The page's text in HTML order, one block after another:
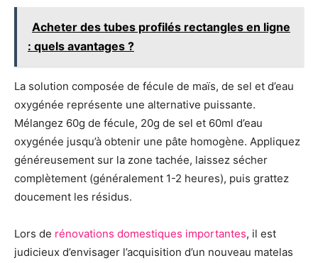
Acheter des tubes profilés rectangles en ligne
: quels avantages ?
La solution composée de fécule de maïs, de sel et d’eau
oxygénée représente une alternative puissante.
Mélangez 60g de fécule, 20g de sel et 60ml d’eau
oxygénée jusqu’à obtenir une pâte homogène. Appliquez
généreusement sur la zone tachée, laissez sécher
complètement (généralement 1-2 heures), puis grattez
doucement les résidus.
Lors de rénovations domestiques importantes, il est
judicieux d’envisager l’acquisition d’un nouveau matelas